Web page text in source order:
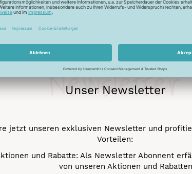
Faden oder für dekorative Ansprüche
Unser Newsletter
Newsletter
jetzt unseren exklusiven Newsletter und
Vorteilen:
und Rabatte: Als Newsletter Abonnent
von unseren Aktionen und